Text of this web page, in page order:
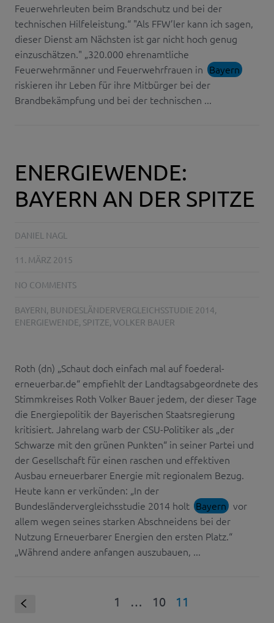
Feuerwehrleuten beim Brandschutz und bei der
technischen Hilfeleistung.“ "Als FFW’ler kann ich sagen,
dieser Dienst am Nächsten ist gar nicht hoch genug
einzuschätzen." „320.000 ehrenamtliche
Feuerwehrmänner und Feuerwehrfrauen in Bayern
riskieren ihr Leben für ihre Mitbürger bei der
Brandbekämpfung und bei der technischen ...
ENERGIEWENDE:
BAYERN AN DER SPITZE
DANIEL NAGL
11. MÄRZ 2015
NO COMMENTS
BAYERN BUNDESLÄNDERVERGLEICHSSTUDIE 2014
ENERGIEWENDE SPITZE VOLKER BAUER
Roth (dn) „Schaut doch einfach mal auf foederal-
erneuerbar.de“ empfiehlt der Landtagsabgeordnete des
Stimmkreises Roth Volker Bauer jedem, der dieser Tage
die Energiepolitik der Bayerischen Staatsregierung
kritisiert. Jahrelang warb der CSU-Politiker als „der
Schwarze mit den grünen Punkten“ in seiner Partei und
der Gesellschaft für einen raschen und effektiven
Ausbau erneuerbarer Energie mit regionalem Bezug.
Heute kann er verkünden: „In der
Bundesländervergleichsstudie 2014 holt Bayern vor
allem wegen seines starken Abschneidens bei der
Nutzung Erneuerbarer Energien den ersten Platz.“
„Während andere anfangen auszubauen, ...
S 1 … 10 11